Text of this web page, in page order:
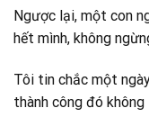
Ngược lại, một con
hết mình, không
Tôi tin chắc một
thành công đó